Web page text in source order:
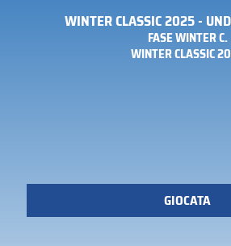
WINTER CLASSIC 2025 -
FASE WINTER C.
WINTER CLASSIC
GIOCATA